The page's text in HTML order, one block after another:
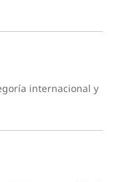
internacional y